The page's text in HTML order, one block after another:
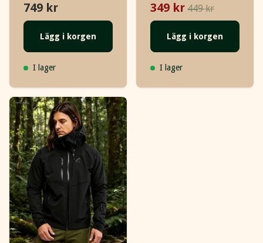
749 kr
Lägg i korgen
I lager
349 kr 449 kr
Lägg i korgen
I lager